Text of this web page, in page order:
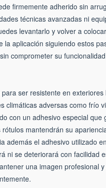
firmemente adherido sin
técnicas avanzadas ni
levantarlo y volver a
aplicación siguiendo estos
comprometer su
ser resistente en
climáticas adversas como frío
con un adhesivo especial que
mantendrán su
el adhesivo utilizado
ni se deteriorará con facilidad
una imagen profesional